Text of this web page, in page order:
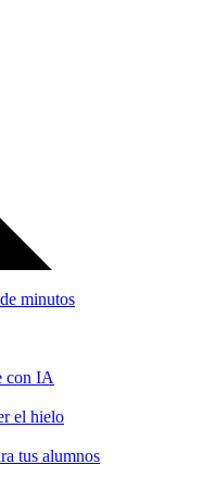
minutos
con IA
el hielo
tus alumnos